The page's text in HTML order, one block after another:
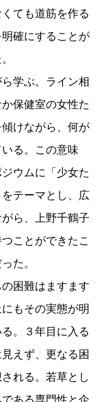
ても道筋を作る
確にすることが
学ぶ。ライン相
保健室の女性た
けながら、何が
る。この意味
ウムに「少女た
テーマとし、広
ら、上野千鶴子
ことができたこ
た。
困難はますます
もその実態が明
。３年目に入る
えず、更なる困
れる。若草とし
ある専門性と企